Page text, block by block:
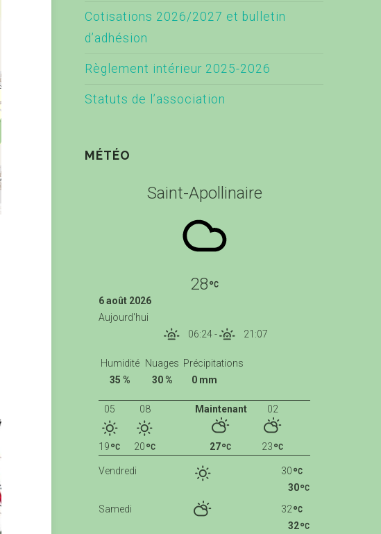
Cotisations 2026/2027 et bulletin
d’adhésion
Règlement intérieur 2025-2026
Statuts de l’association
MÉTÉO
Saint-Apollinaire
28
6 août 2026
Aujourd'hui
06:24- 21:07
Humidité
35 %
Nuages
30 %
Précipitations
0 mm
Maintenant
27
02
23
05
19
08
20
Vendredi
30
30
Samedi
32
32